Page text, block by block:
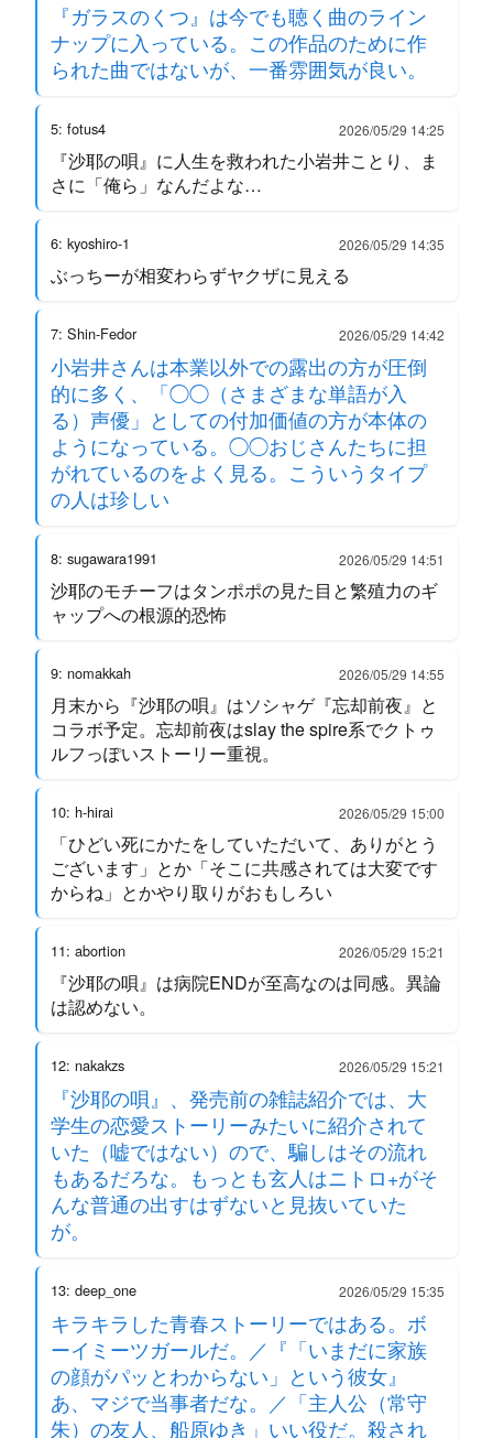
『ガラスのくつ』は今でも聴く曲のライン
ナップに入っている。この作品のために作
られた曲ではないが、一番雰囲気が良い。
5: fotus4 2026/05/29 14:25
『沙耶の唄』に人生を救われた小岩井ことり、ま
さに「俺ら」なんだよな…
6: kyoshiro-1 2026/05/29 14:35
ぶっちーが相変わらずヤクザに見える
7: Shin-Fedor 2026/05/29 14:42
小岩井さんは本業以外での露出の方が圧倒
的に多く、「◯◯（さまざまな単語が入
る）声優」としての付加価値の方が本体の
ようになっている。◯◯おじさんたちに担
がれているのをよく見る。こういうタイプ
の人は珍しい
8: sugawara1991 2026/05/29 14:51
沙耶のモチーフはタンポポの見た目と繁殖力のギ
ャップへの根源的恐怖
9: nomakkah 2026/05/29 14:55
月末から『沙耶の唄』はソシャゲ『忘却前夜』と
コラボ予定。忘却前夜はslay the spire系でクトゥ
ルフっぽいストーリー重視。
10: h-hirai 2026/05/29 15:00
「ひどい死にかたをしていただいて、ありがとう
ございます」とか「そこに共感されては大変です
からね」とかやり取りがおもしろい
11: abortion 2026/05/29 15:21
『沙耶の唄』は病院ENDが至高なのは同感。異論
は認めない。
12: nakakzs 2026/05/29 15:21
『沙耶の唄』、発売前の雑誌紹介では、大
学生の恋愛ストーリーみたいに紹介されて
いた（嘘ではない）ので、騙しはその流れ
もあるだろな。もっとも玄人はニトロ+がそ
んな普通の出すはずないと見抜いていた
が。
13: deep_one 2026/05/29 15:35
キラキラした青春ストーリーではある。ボ
ーイミーツガールだ。／『「いまだに家族
の顔がパッとわからない」という彼女』
あ、マジで当事者だな。／「主人公（常守
朱）の友人、船原ゆき」いい役だ。殺され